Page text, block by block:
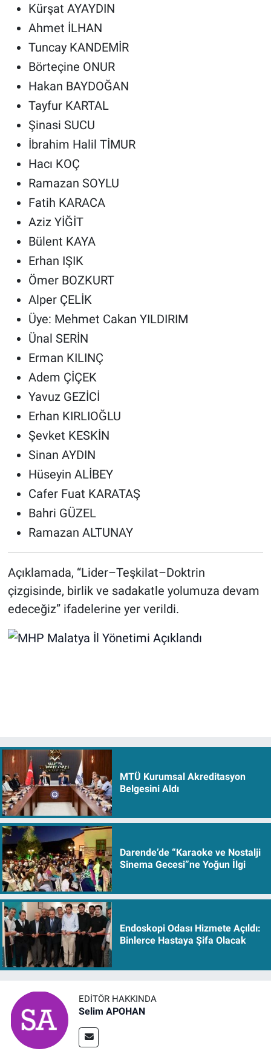
Kürşat AYAYDIN
Ahmet İLHAN
Tuncay KANDEMİR
Börteçine ONUR
Hakan BAYDOĞAN
Tayfur KARTAL
Şinasi SUCU
İbrahim Halil TİMUR
Hacı KOÇ
Ramazan SOYLU
Fatih KARACA
Aziz YİĞİT
Bülent KAYA
Erhan IŞIK
Ömer BOZKURT
Alper ÇELİK
Üye: Mehmet Cakan YILDIRIM
Ünal SERİN
Erman KILINÇ
Adem ÇİÇEK
Yavuz GEZİCİ
Erhan KIRLIOĞLU
Şevket KESKİN
Sinan AYDIN
Hüseyin ALİBEY
Cafer Fuat KARATAŞ
Bahri GÜZEL
Ramazan ALTUNAY
Açıklamada, “Lider–Teşkilat–Doktrin
çizgisinde, birlik ve sadakatle yolumuza devam
edeceğiz” ifadelerine yer verildi.
MTÜ Kurumsal Akreditasyon
Belgesini Aldı
Darende’de “Karaoke ve Nostalji
Sinema Gecesi”ne Yoğun İlgi
Endoskopi Odası Hizmete Açıldı:
Binlerce Hastaya Şifa Olacak
EDITÖR HAKKINDA
Selim APOHAN